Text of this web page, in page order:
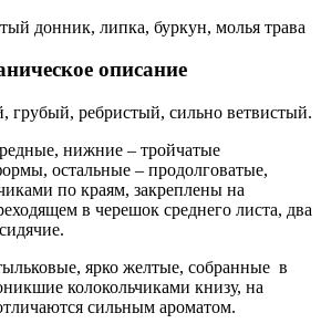
донник, липка, буркун, молья трава
описание
грубый, ребристый, сильно ветвистый.
нижние – тройчатые
остальные – продолговатые,
по краям, закреплены на
в черешок среднего листа, два
ярко желтые, собранные в
колокольчиками книзу, на
сильным ароматом.